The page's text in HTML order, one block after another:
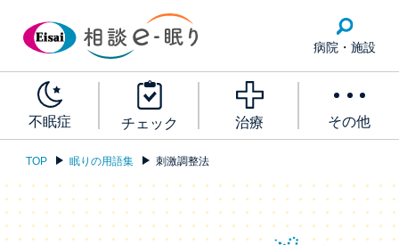
病院・施設
不眠症 チェック 治療 その他
TOP 眠りの用語集 刺激調整法